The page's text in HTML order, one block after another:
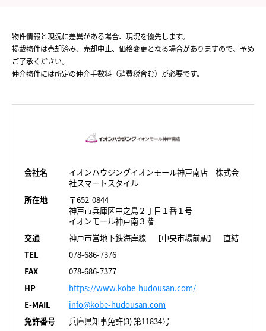
物件情報と現況に差異がある場合、現況を優先します。
掲載物件は売却済み、売却中止、価格変更となる場合がありますので、予め
ご了承ください。
仲介物件には所定の仲介手数料（消費税含む）が必要です。
会社名
イオンハウジングイオンモール神戸南店 株式会
社スマートスタイル
所在地
〒652-0844
神戸市兵庫区中之島２丁目１番１号
イオンモール神戸南３階
交通
神戸市営地下鉄海岸線 【中央市場前駅】 直結
TEL
078-686-7376
FAX
078-686-7377
HP
https://www.kobe-hudousan.com/
E-MAIL
info@kobe-hudousan.com
免許番号
兵庫県知事免許(3) 第11834号